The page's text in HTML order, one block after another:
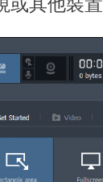
或其他裝置